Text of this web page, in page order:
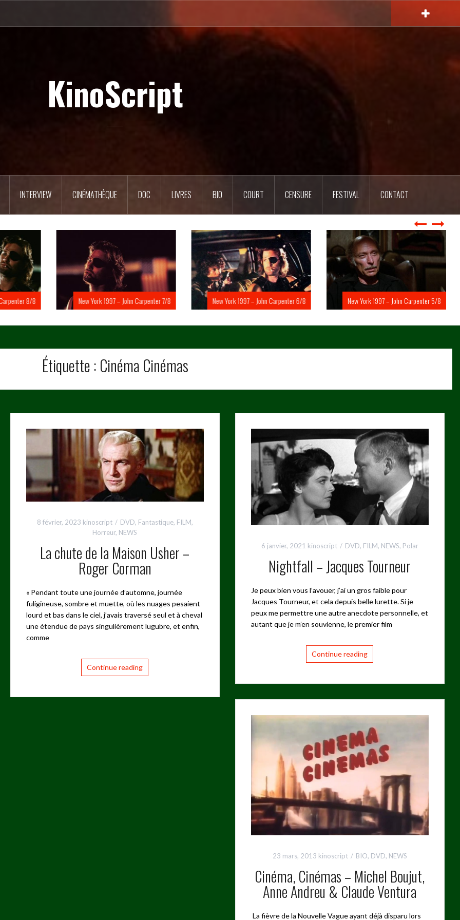
KinoScript
INTERVIEW CINÉMATHÈQUE DOC LIVRES BIO COURT CENSURE FESTIVAL CONTACT
8/8 New York 1997 – John Carpenter 7/8 New York 1997 – John Carpenter 6/8 New York 1997 – John Carpenter 5/8
Étiquette : Cinéma Cinémas
8 février, 2023 kinoscript DVD, Fantastique, FILM,
Horreur, NEWS
La chute de la Maison Usher –
Roger Corman
« Pendant toute une journée d’automne, journée
fuligineuse, sombre et muette, où les nuages pesaient
lourd et bas dans le ciel, j’avais traversé seul et à cheval
une étendue de pays singulièrement lugubre, et enfin,
comme
Continue reading
6 janvier, 2021 kinoscript DVD, FILM, NEWS, Polar
Nightfall – Jacques Tourneur
Je peux bien vous l’avouer, j’ai un gros faible pour
Jacques Tourneur, et cela depuis belle lurette. Si je
peux me permettre une autre anecdote personnelle, et
autant que je m’en souvienne, le premier film
Continue reading
23 mars, 2013 kinoscript BIO, DVD, NEWS
Cinéma, Cinémas – Michel Boujut,
Anne Andreu & Claude Ventura
La fièvre de la Nouvelle Vague ayant déjà disparu lors